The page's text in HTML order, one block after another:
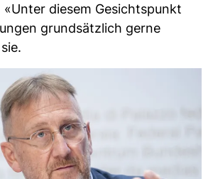
diesem Gesichtspunkt
grundsätzlich gerne